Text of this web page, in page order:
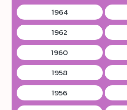
1964
1962
1960
1958
1956